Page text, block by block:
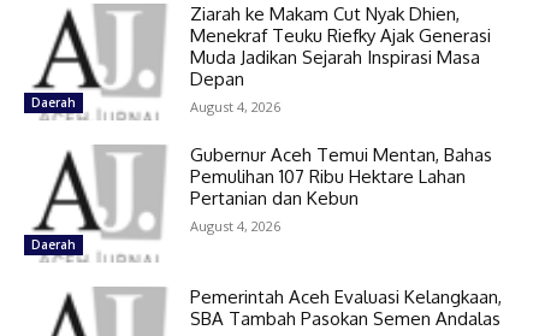
Daerah
Ziarah ke Makam Cut Nyak Dhien,
Menekraf Teuku Riefky Ajak Generasi
Muda Jadikan Sejarah Inspirasi Masa
Depan
August 4, 2026
Daerah
Gubernur Aceh Temui Mentan, Bahas
Pemulihan 107 Ribu Hektare Lahan
Pertanian dan Kebun
August 4, 2026
Pemerintah Aceh Evaluasi Kelangkaan,
SBA Tambah Pasokan Semen Andalas